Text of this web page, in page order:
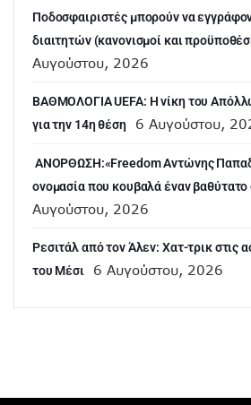
Ποδοσφαιριστές μπορούν να
διαιτητών (κανονισμοί και
Αυγούστου, 2026
ΒΑΘΜΟΛΟΓΙΑ UEFA: Η νίκη του
για την 14η θέση
6 Αυγούστου,
ANOΡΘΩΣΗ:«Freedom Αντώνης
ονομασία που κουβαλά έναν
Αυγούστου, 2026
Ρεσιτάλ από τον Άλεν: Χατ-τρικ στις
του Μέσι
6 Αυγούστου, 2026